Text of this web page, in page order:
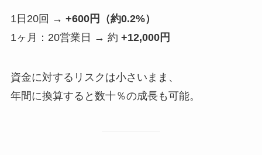
1日20回 → +600円（約0.2%）
1ヶ月：20営業日 → 約 +12,000円
資金に対するリスクは小さいまま、
年間に換算すると数十％の成長も可能。